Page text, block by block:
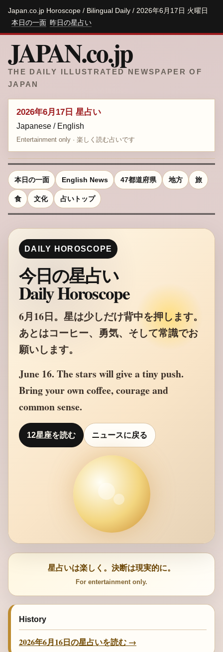
Japan.co.jp Horoscope / Bilingual Daily / 2026年6月17日 火曜日
本日の一面 昨日の星占い
JAPAN.co.jp
THE DAILY ILLUSTRATED NEWSPAPER OF
JAPAN
2026年6月17日 星占い
Japanese / English
Entertainment only · 楽しく読む占いです
本日の一面 English News 47都道府県 地方 旅
食 文化 占いトップ
DAILY HOROSCOPE
今日の星占い
Daily Horoscope
6月16日。星は少しだけ背中を押します。
あとはコーヒー、勇気、そして常識でお
願いします。
June 16. The stars will give a tiny push.
Bring your own coffee, courage and
common sense.
12星座を読む ニュースに戻る
星占いは楽しく。決断は現実的に。
For entertainment only.
History
2026年6月16日の星占いを読む →